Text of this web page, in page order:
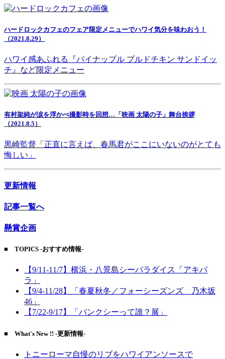
ハードロックカフェのフェア限定メニューでハワイ気分を味わおう！
（2021.8.29）
ハワイ感あふれる『パイナップル プルドチキン サンドイッ
チ』など限定メニュー
有村架純が涙を浮かべ撮影時を回想…「映画 太陽の子」舞台挨拶
（2021.8.5）
黒崎監督「正直に言えば、春馬君がここにいないのがとても
悔しい」
更新情報
記事一覧へ
懸賞企画
■ TOPICS -おすすめ情報-
【9/11-11/7】横浜・八景島シーパラダイス「アキパ
ラ」
【9/4-11/28】「春夏秋冬／フォーシーズンズ 乃木坂
46」
【7/22-9/17】「バンクシーって誰？展」
■ What's New !! -更新情報-
トニーローマ自慢のリブをハワイアンソースで